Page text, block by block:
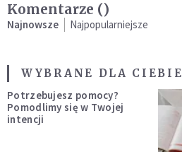
Komentarze ()
Najnowsze Najpopularniejsze
WYBRANE DLA CIEBIE
Potrzebujesz pomocy?
Pomodlimy się w Twojej
intencji